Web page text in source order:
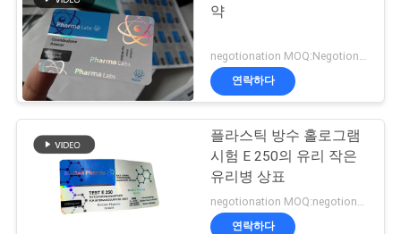
약
negotionation MOQ:Negotionation
연락하다
플라스틱 방수 홀로그램
시험 E 250의 유리 작은
유리병 상표
negotionation MOQ:negotionation
연락하다